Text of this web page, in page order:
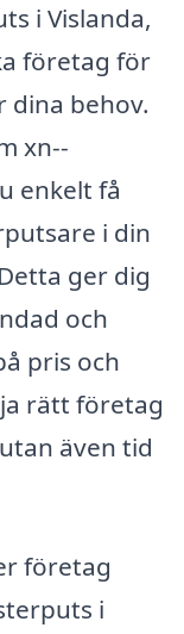
i Vislanda,
företag för
dina behov.
xn--
enkelt få
i din
ger dig
och
pris och
rätt företag
även tid
företag
i